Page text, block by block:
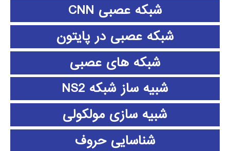
شبکه عصبی CNN
شبکه عصبی در پایتون
شبکه های عصبی
شبیه ساز شبکه NS2
شبیه سازی مولکولی
شناسایی حروف